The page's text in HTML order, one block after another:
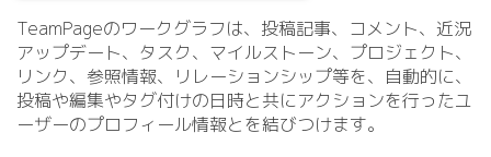
TeamPageのワークグラフは、投稿記事、コメント、近況
アップデート、タスク、マイルストーン、プロジェクト、
リンク、参照情報、リレーションシップ等を、自動的に、
投稿や編集やタグ付けの日時と共にアクションを行ったユ
ーザーのプロフィール情報とを結びつけます。